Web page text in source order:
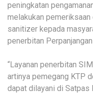
peningkatan
melakukan pemeriksaan
sanitizer kepada
penerbitan
“Layanan penerbitan
artinya pemegang KTP
dapat dilayani di Satpas